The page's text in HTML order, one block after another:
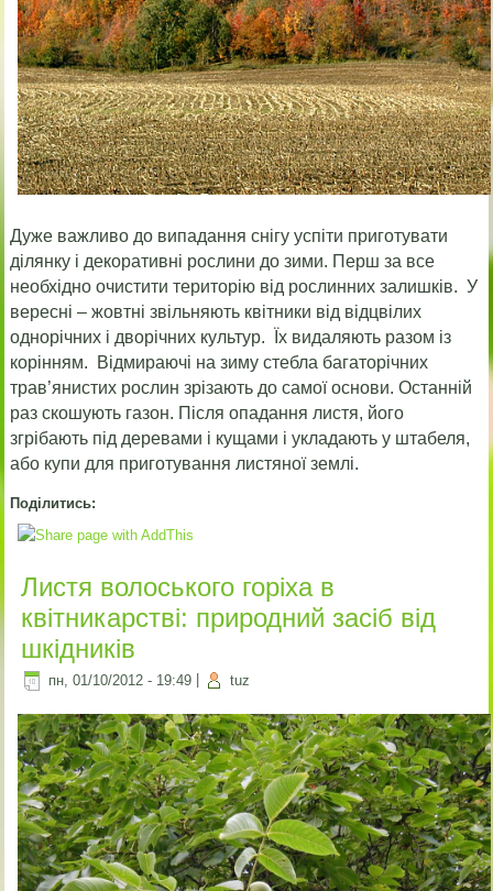
Дуже важливо до випадання снігу успіти приготувати
ділянку і декоративні рослини до зими. Перш за все
необхідно очистити територію від рослинних залишків. У
вересні – жовтні звільняють квітники від відцвілих
однорічних і дворічних культур. Їх видаляють разом із
корінням. Відмираючі на зиму стебла багаторічних
трав’янистих рослин зрізають до самої основи. Останній
раз скошують газон. Після опадання листя, його
згрібають під деревами і кущами і укладають у штабеля,
або купи для приготування листяної землі.
Поділитись:
Листя волоського горіха в
квітникарстві: природний засіб від
шкідників
пн, 01/10/2012 - 19:49 tuz